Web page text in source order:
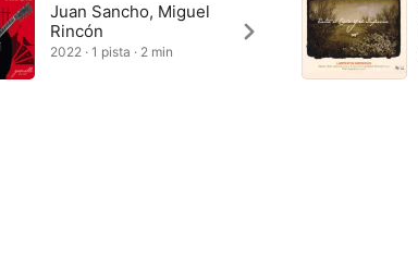
Juan Sancho, Miguel
Rincón
2022 · 1 pista · 2 min